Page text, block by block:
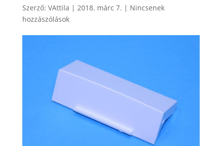
Szerző: VAttila | 2018. márc 7. | Nincsenek
hozzászólások